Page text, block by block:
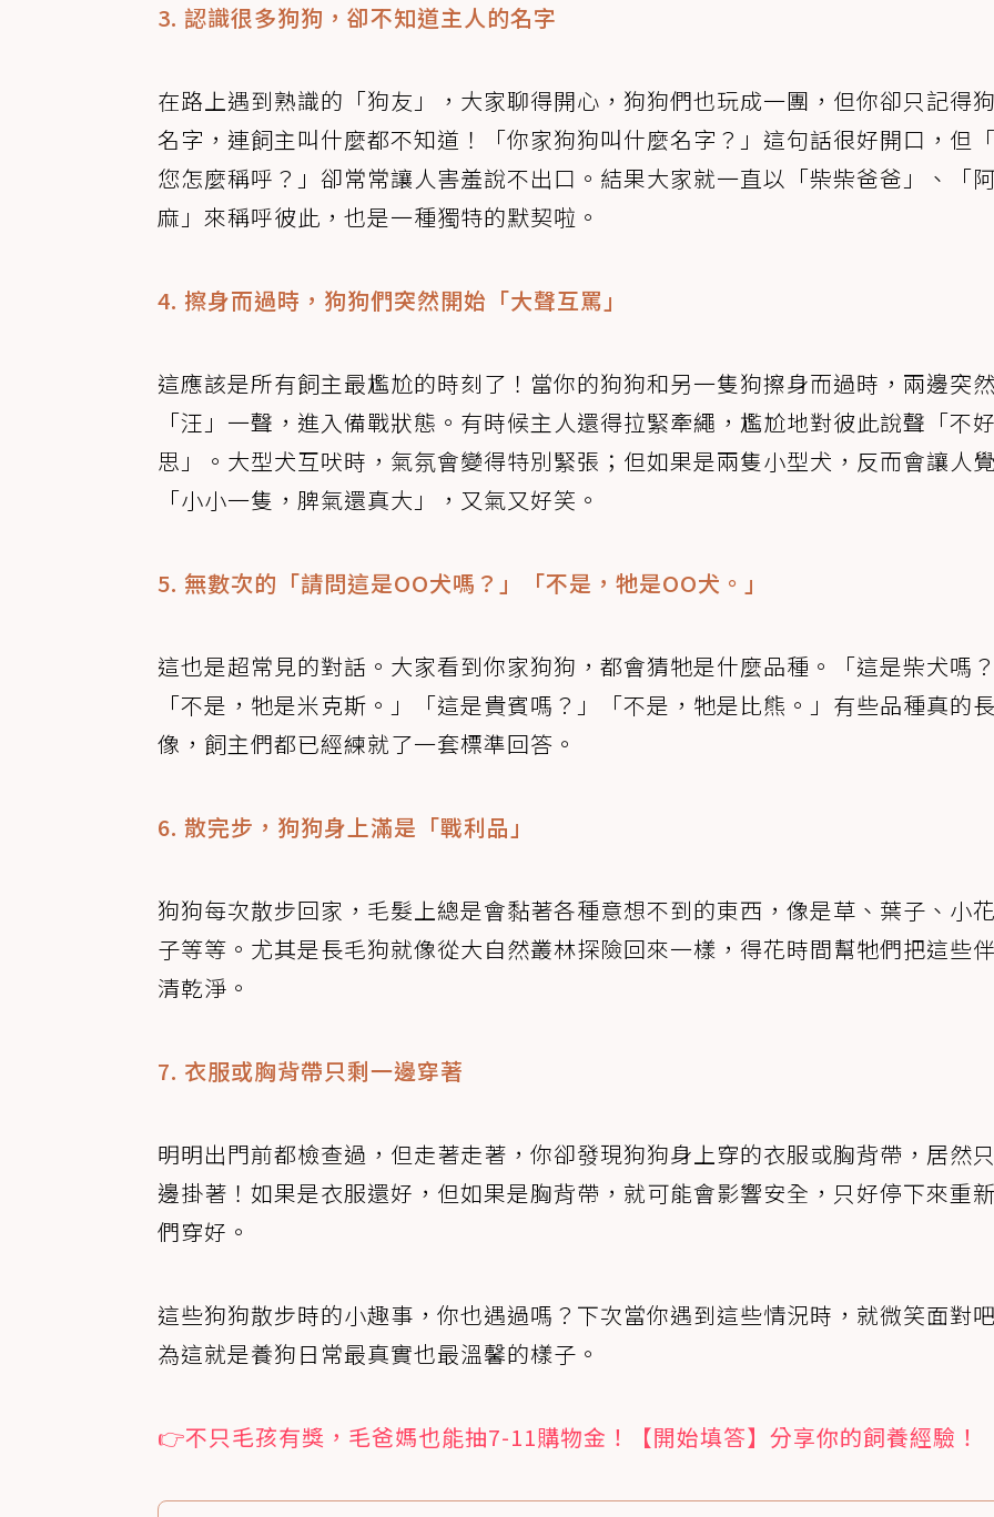
3. 認識很多狗狗，卻不知道主人的名字
在路上遇到熟識的「狗友」，大家聊得開心，狗狗們也玩成一團，但你卻只記得
名字，連飼主叫什麼都不知道！「你家狗狗叫什麼名字？」這句話很好開口，但
您怎麼稱呼？」卻常常讓人害羞說不出口。結果大家就一直以「柴柴爸爸」、「
麻」來稱呼彼此，也是一種獨特的默契啦。
4. 擦身而過時，狗狗們突然開始「大聲互罵」
這應該是所有飼主最尷尬的時刻了！當你的狗狗和另一隻狗擦身而過時，兩邊突然
「汪」一聲，進入備戰狀態。有時候主人還得拉緊牽繩，尷尬地對彼此說聲「不
思」。大型犬互吠時，氣氛會變得特別緊張；但如果是兩隻小型犬，反而會讓人
「小小一隻，脾氣還真大」，又氣又好笑。
5. 無數次的「請問這是OO犬嗎？」「不是，牠是OO犬。」
這也是超常見的對話。大家看到你家狗狗，都會猜牠是什麼品種。「這是柴犬嗎？
「不是，牠是米克斯。」「這是貴賓嗎？」「不是，牠是比熊。」有些品種真的
像，飼主們都已經練就了一套標準回答。
6. 散完步，狗狗身上滿是「戰利品」
狗狗每次散步回家，毛髮上總是會黏著各種意想不到的東西，像是草、葉子、小
子等等。尤其是長毛狗就像從大自然叢林探險回來一樣，得花時間幫牠們把這些
清乾淨。
7. 衣服或胸背帶只剩一邊穿著
明明出門前都檢查過，但走著走著，你卻發現狗狗身上穿的衣服或胸背帶，居然
邊掛著！如果是衣服還好，但如果是胸背帶，就可能會影響安全，只好停下來重
們穿好。
這些狗狗散步時的小趣事，你也遇過嗎？下次當你遇到這些情況時，就微笑面對
為這就是養狗日常最真實也最溫馨的樣子。
👉不只毛孩有獎，毛爸媽也能抽7-11購物金！【開始填答】分享你的飼養經驗！